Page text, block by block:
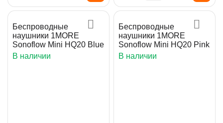
Беспроводные
наушники 1MORE
Sonoflow Mini HQ20 Blue
В наличии
Беспроводные
наушники 1MORE
Sonoflow Mini HQ20 Pink
В наличии